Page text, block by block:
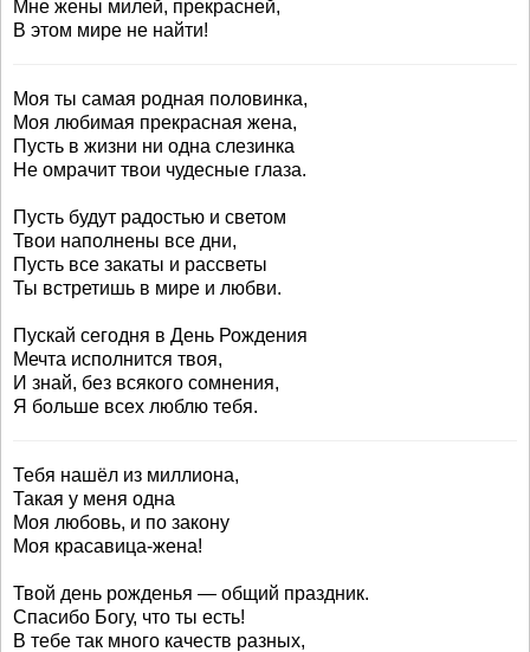
Мне жены милей, прекрасней,
В этом мире не найти!
Моя ты самая родная половинка,
Моя любимая прекрасная жена,
Пусть в жизни ни одна слезинка
Не омрачит твои чудесные глаза.
Пусть будут радостью и светом
Твои наполнены все дни,
Пусть все закаты и рассветы
Ты встретишь в мире и любви.
Пускай сегодня в День Рождения
Мечта исполнится твоя,
И знай, без всякого сомнения,
Я больше всех люблю тебя.
Тебя нашёл из миллиона,
Такая у меня одна
Моя любовь, и по закону
Моя красавица-жена!
Твой день рожденья — общий праздник.
Спасибо Богу, что ты есть!
В тебе так много качеств разных,